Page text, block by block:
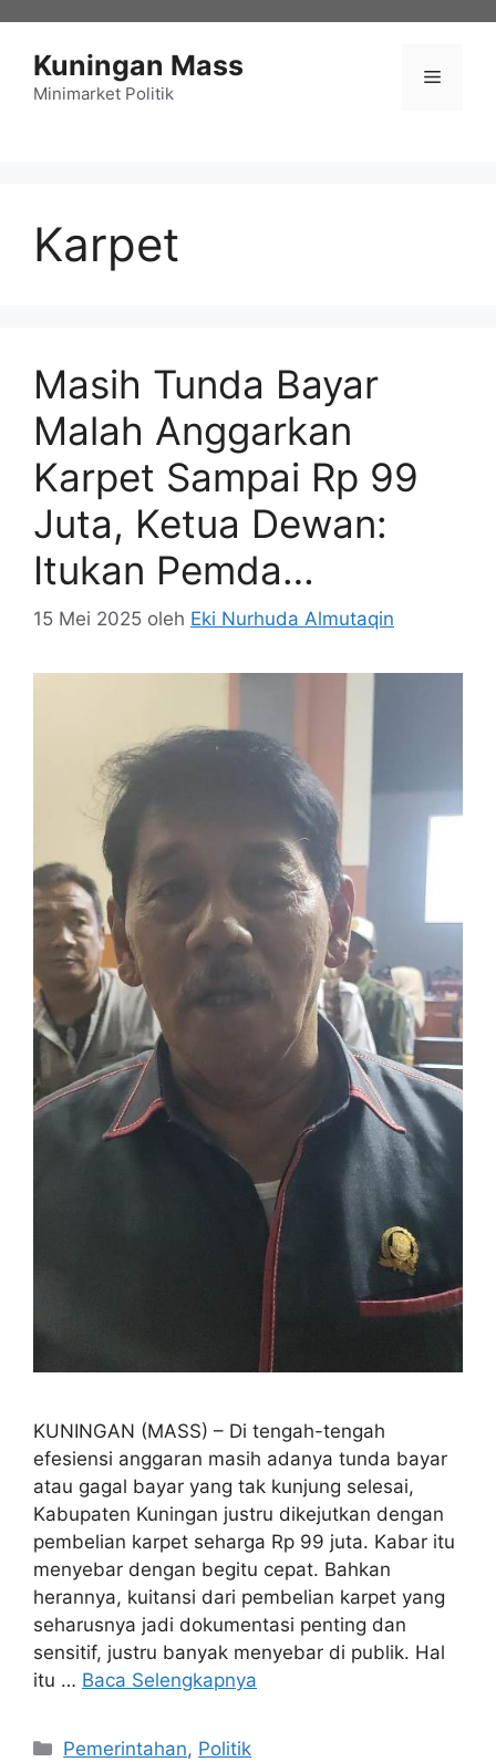
Kuningan Mass
Minimarket Politik
Menu
Karpet
Masih Tunda Bayar
Malah Anggarkan
Karpet Sampai Rp 99
Juta, Ketua Dewan:
Itukan Pemda…
15 Mei 2025 oleh Eki Nurhuda Almutaqin
KUNINGAN (MASS) – Di tengah-tengah
efesiensi anggaran masih adanya tunda bayar
atau gagal bayar yang tak kunjung selesai,
Kabupaten Kuningan justru dikejutkan dengan
pembelian karpet seharga Rp 99 juta. Kabar itu
menyebar dengan begitu cepat. Bahkan
herannya, kuitansi dari pembelian karpet yang
seharusnya jadi dokumentasi penting dan
sensitif, justru banyak menyebar di publik. Hal
itu … Baca Selengkapnya
Kategori
Pemerintahan, Politik